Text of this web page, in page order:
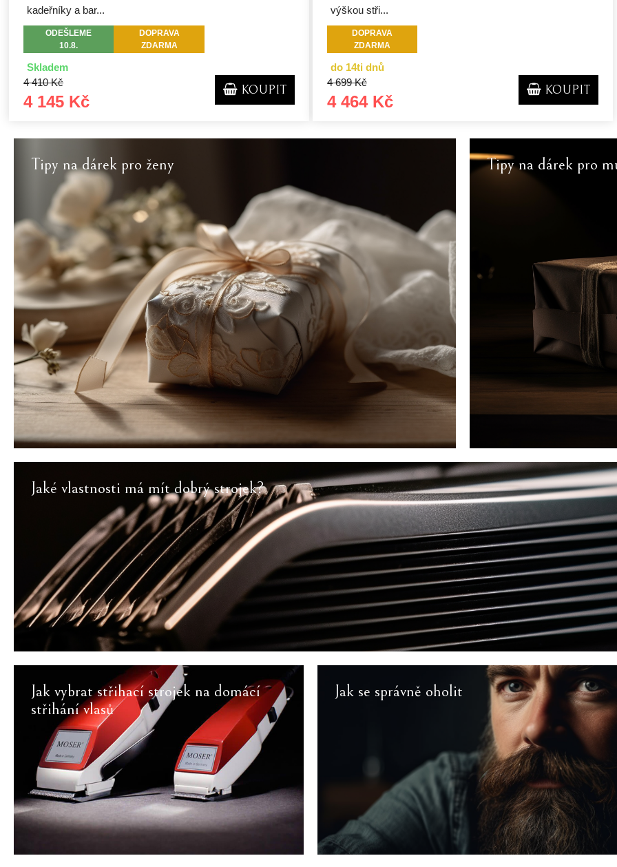
kadeřníky a bar...
ODEŠLEME
10.8.
DOPRAVA
ZDARMA
Skladem
4 410 Kč
4 145 Kč
KOUPIT
výškou stři...
DOPRAVA
ZDARMA
do 14ti dnů
4 699 Kč
4 464 Kč
KOUPIT
Tipy na dárek pro ženy Tipy na dárek pro
Jaké vlastnosti má mít dobrý strojek?
Jak vybrat střihací strojek na domácí
střihání vlasů
Jak se správně oholit